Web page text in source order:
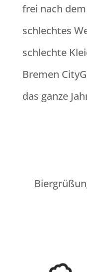
frei nach
schlechtes
schlechte
Bremen
das ganze